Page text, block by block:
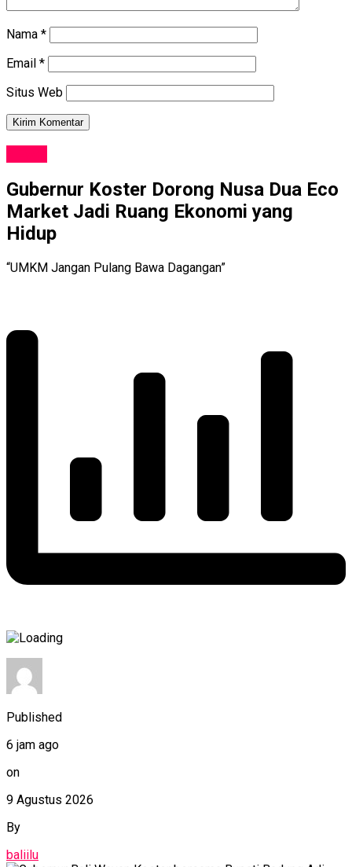
Nama *
Email *
Situs Web
Gubernur Koster Dorong Nusa Dua Eco
Market Jadi Ruang Ekonomi yang
Hidup
“UMKM Jangan Pulang Bawa Dagangan”
Published
6 jam ago
on
9 Agustus 2026
By
baliilu